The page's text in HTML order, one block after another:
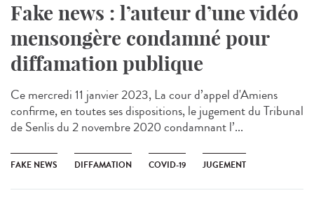
Fake news : l’auteur d’une vidéo
mensongère condamné pour
diffamation publique
Ce mercredi 11 janvier 2023, La cour d’appel d'Amiens
confirme, en toutes ses dispositions, le jugement du Tribunal
de Senlis du 2 novembre 2020 condamnant l’...
FAKE NEWS DIFFAMATION COVID-19 JUGEMENT